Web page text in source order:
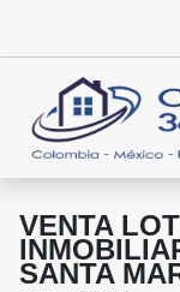
VENTA
SANTA